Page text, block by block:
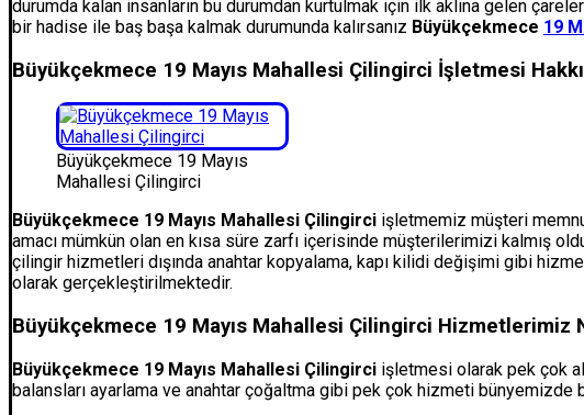
durumda kalan insanların bu durumdan kurtulmak için ilk aklına gelen
bir hadise ile baş başa kalmak durumunda kalırsanız Büyükçekmece 19
Büyükçekmece 19 Mayıs Mahallesi Çilingirci İşletmesi
Büyükçekmece 19 Mayıs
Mahallesi Çilingirci
Büyükçekmece 19 Mayıs Mahallesi Çilingirci işletmemiz müşteri
amacı mümkün olan en kısa süre zarfı içerisinde müşterilerimizi kalmış
çilingir hizmetleri dışında anahtar kopyalama, kapı kilidi değişimi gibi
olarak gerçekleştirilmektedir.
Büyükçekmece 19 Mayıs Mahallesi Çilingirci Hizmetlerimiz
Büyükçekmece 19 Mayıs Mahallesi Çilingirci işletmesi olarak pek çok
balansları ayarlama ve anahtar çoğaltma gibi pek çok hizmeti